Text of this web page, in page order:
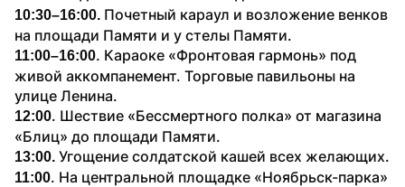
10:30–16:00. Почетный караул и возложение венков
на площади Памяти и у стелы Памяти.
11:00–16:00. Караоке «Фронтовая гармонь» под
живой аккомпанемент. Торговые павильоны на
улице Ленина.
12:00. Шествие «Бессмертного полка» от магазина
«Блиц» до площади Памяти.
13:00. Угощение солдатской кашей всех желающих.
11:00. На центральной площадке «Ноябрьск-парка»